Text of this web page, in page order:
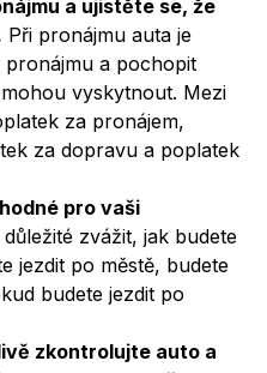
a ujistěte se, že
Při pronájmu auta je
pronájmu a pochopit
vyskytnout. Mezi
za pronájem,
za dopravu a poplatek
pro vaši
zvážit, jak budete
jezdit po městě, budete
budete jezdit po
zkontrolujte auto a